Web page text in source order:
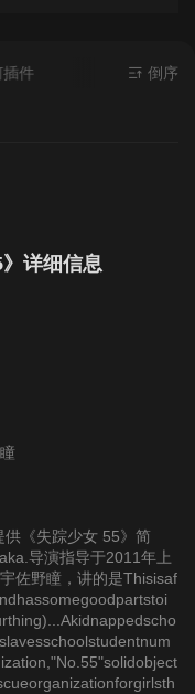
件 倒序
详细信息
《失踪少女 55》简
导演指导于2011年上
佐野瞳，讲的是Thisisaf